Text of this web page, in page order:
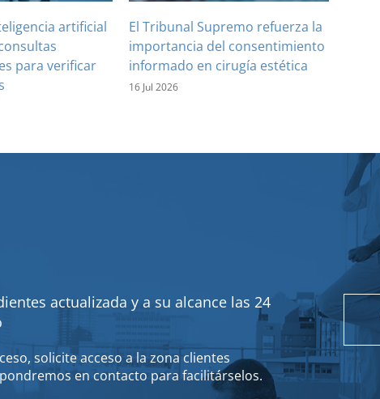
artificial
para verificar
El Tribunal Supremo refuerza la
importancia del consentimiento
informado en cirugía estética
16 Jul 2026
actualizada y a su alcance las 24
solicite acceso a la zona clientes
en contacto para facilitárselos.